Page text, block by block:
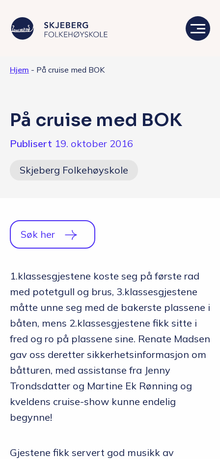
Skolen
Valgfag
Q&A
Opptakskrav og priser
English
Hjem - På cruise med BOK
På cruise med BOK
Publisert 19. oktober 2016
Skjeberg Folkehøyskole
Søk her
1.klassesgjestene koste seg på første rad
med potetgull og brus, 3.klassesgjestene
måtte unne seg med de bakerste plassene i
båten, mens 2.klassesgjestene fikk sitte i
fred og ro på plassene sine. Renate Madsen
gav oss deretter sikkerhetsinformasjon om
båtturen, med assistanse fra Jenny
Trondsdatter og Martine Ek Rønning og
kveldens cruise-show kunne endelig
begynne!
Gjestene fikk servert god musikk av